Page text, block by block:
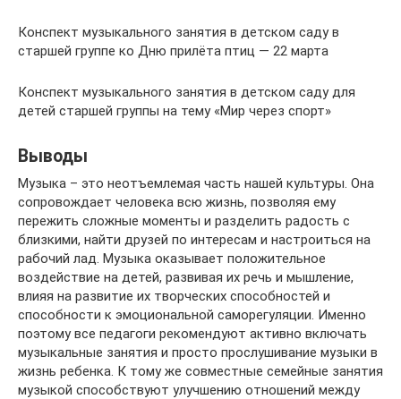
Конспект музыкального занятия в детском саду в
старшей группе ко Дню прилёта птиц — 22 марта
Конспект музыкального занятия в детском саду для
детей старшей группы на тему «Мир через спорт»
Выводы
Музыка – это неотъемлемая часть нашей культуры. Она
сопровождает человека всю жизнь, позволяя ему
пережить сложные моменты и разделить радость с
близкими, найти друзей по интересам и настроиться на
рабочий лад. Музыка оказывает положительное
воздействие на детей, развивая их речь и мышление,
влияя на развитие их творческих способностей и
способности к эмоциональной саморегуляции. Именно
поэтому все педагоги рекомендуют активно включать
музыкальные занятия и просто прослушивание музыки в
жизнь ребенка. К тому же совместные семейные занятия
музыкой способствуют улучшению отношений между